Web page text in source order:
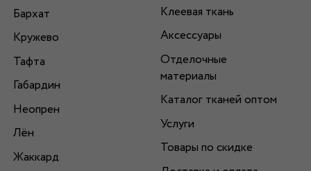
Бархат
Кружево
Тафта
Габардин
Неопрен
Лён
Жаккард
Клеевая ткань
Аксессуары
Отделочные
материалы
Каталог тканей оптом
Услуги
Товары по скидке